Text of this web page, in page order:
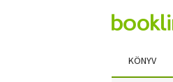
KÖNYV